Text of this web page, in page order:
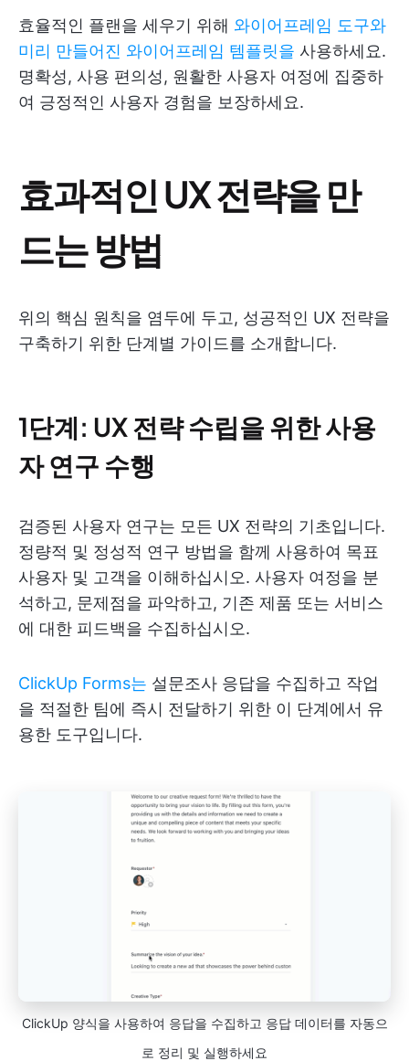
효율적인 플랜을 세우기 위해 와이어프레임 도구와
미리 만들어진 와이어프레임 템플릿을 사용하세요.
명확성, 사용 편의성, 원활한 사용자 여정에 집중하
여 긍정적인 사용자 경험을 보장하세요.
효과적인 UX 전략을 만
드는 방법
위의 핵심 원칙을 염두에 두고, 성공적인 UX 전략을
구축하기 위한 단계별 가이드를 소개합니다.
1단계: UX 전략 수립을 위한 사용
자 연구 수행
검증된 사용자 연구는 모든 UX 전략의 기초입니다.
정량적 및 정성적 연구 방법을 함께 사용하여 목표
사용자 및 고객을 이해하십시오. 사용자 여정을 분
석하고, 문제점을 파악하고, 기존 제품 또는 서비스
에 대한 피드백을 수집하십시오.
ClickUp Forms는 설문조사 응답을 수집하고 작업
을 적절한 팀에 즉시 전달하기 위한 이 단계에서 유
용한 도구입니다.
ClickUp 양식을 사용하여 응답을 수집하고 응답 데이터를 자동으
로 정리 및 실행하세요